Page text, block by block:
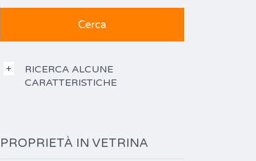
RICERCA ALCUNE
CARATTERISTICHE
PROPRIETÀ IN VETRINA